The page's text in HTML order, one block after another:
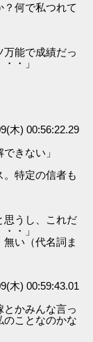
何で私つれて
能で成績だっ
・」
木) 00:56:22.29
きない」
特定の信者も
思うし、これだ
・」
い（代名詞ま
木) 00:59:43.01
かみんな言っ
のことなのかな